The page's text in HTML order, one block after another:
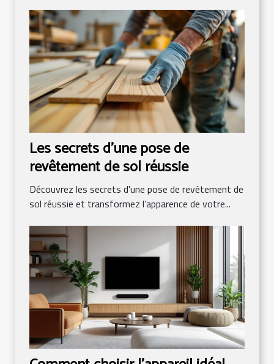
Les secrets d'une pose de
revêtement de sol réussie
Découvrez les secrets d'une pose de revêtement de
sol réussie et transformez l’apparence de votre...